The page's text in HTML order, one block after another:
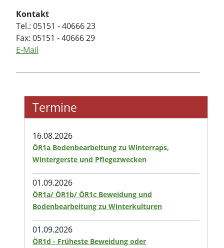
Kontakt
Tel.: 05151 - 40666 23
Fax: 05151 - 40666 29
E-Mail
Termine
16.08.2026
ÖR1a Bodenbearbeitung zu Winterraps,
Wintergerste und Pflegezwecken
01.09.2026
ÖR1a/ ÖR1b/ ÖR1c Beweidung und
Bodenbearbeitung zu Winterkulturen
01.09.2026
ÖR1d - Früheste Beweidung oder